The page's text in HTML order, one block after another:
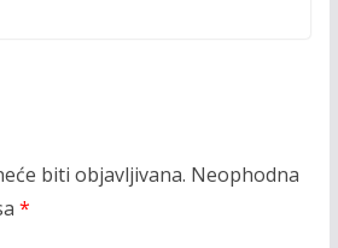
biti objavljivana. Neophodna
*